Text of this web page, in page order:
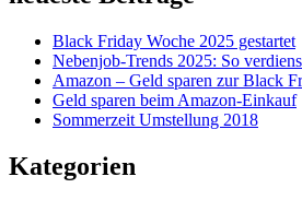
Black Friday Woche 2025 gestartet
Nebenjob-Trends 2025: So
Amazon – Geld sparen zur Black
Geld sparen beim Amazon-Einkauf
Sommerzeit Umstellung 2018
Kategorien